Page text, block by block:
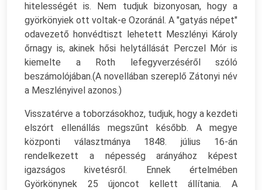
hitelességét is. Nem tudjuk bizonyosan, hogy a
györkönyiek ott voltak-e Ozoránál. A "gatyás népet"
odavezető honvédtiszt lehetett Meszlényi Károly
őrnagy is, akinek hősi helytállását Perczel Mór is
kiemelte a Roth lefegyverzéséről szóló
beszámolójában.(A novellában szereplő Zátonyi név
a Meszlényivel azonos.)
Visszatérve a toborzásokhoz, tudjuk, hogy a kezdeti
elszórt ellenállás megszűnt később. A megye
központi választmánya 1848. július 16-án
rendelkezett a népesség arányához képest
igazságos kivetésről. Ennek értelmében
Györkönynek 25 újoncot kellett állítania. A